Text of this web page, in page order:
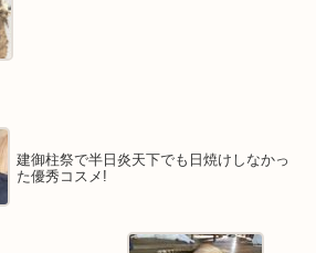
建御柱祭で半日炎天下でも日焼けしなかっ
た優秀コスメ!